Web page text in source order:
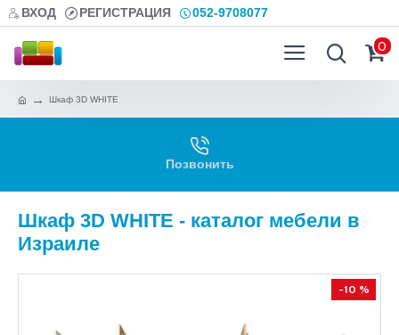
ВХОД РЕГИСТРАЦИЯ 052-9708077
0
Шкаф 3D WHITE
Позвонить
Шкаф 3D WHITE - каталог мебели в
Израиле
-10 %